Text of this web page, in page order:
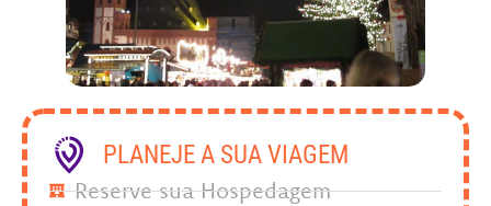
PLANEJE A SUA VIAGEM
Reserve sua Hospedagem